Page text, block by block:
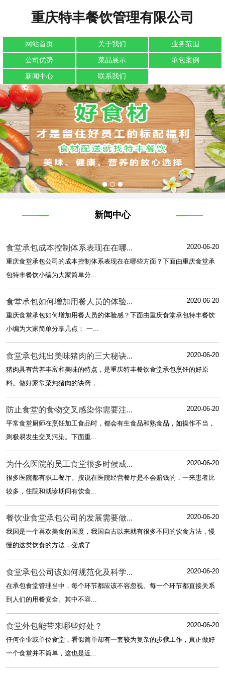
重庆特丰餐饮管理有限公司
网站首页 关于我们 业务范围
公司优势 菜品展示 承包案例
新闻中心 联系我们
新闻中心
食堂承包成本控制体系表现在在哪...
2020-06-20
重庆食堂承包公司的成本控制体系表现在在哪些方面？下面由重庆食堂承
包特丰餐饮小编为大家简单分...
食堂承包如何增加用餐人员的体验...
2020-06-20
重庆食堂承包如何增加用餐人员的体验感？下面由重庆食堂承包特丰餐饮
小编为大家简单分享几点： 一...
食堂承包炖出美味猪肉的三大秘诀...
2020-06-20
猪肉具有营养丰富和美味的特点，是重庆特丰餐饮食堂承包烹饪的好原
料。做好家常菜炖猪肉的诀窍，...
防止食堂的食物交叉感染你需要注...
2020-06-20
平常食堂厨师在烹饪加工食品时，都会有生食品和熟食品，如操作不当，
则极易发生交叉污染。下面重...
为什么医院的员工食堂很多时候成...
2020-06-20
很多医院都有职工餐厅。按说在医院经营餐厅是不会赔钱的，一来患者比
较多，住院和就诊期间有饮食...
餐饮业食堂承包公司的发展需要做...
2020-06-20
我国是一个喜欢美食的国度，我国自古以来就有很多不同的饮食方法，慢
慢的这类饮食的方法，变成了...
食堂承包公司该如何规范化及科学...
2020-06-20
在承包食堂管理当中，每个环节都应该不容忽视。每一个环节都直接关系
到人们的用餐安全。其中不容...
食堂外包能带来哪些好处？
2020-06-20
任何企业或单位食堂，看似简单却有一套较为复杂的步骤工作，真正做好
一个食堂并不简单，这也是近...